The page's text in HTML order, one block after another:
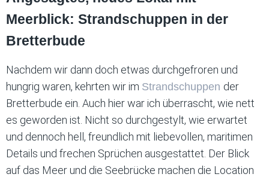
Meerblick: Strandschuppen in der
Bretterbude
Nachdem wir dann doch etwas durchgefroren und
hungrig waren, kehrten wir im Strandschuppen der
Bretterbude ein. Auch hier war ich überrascht, wie nett
es geworden ist. Nicht so durchgestylt, wie erwartet
und dennoch hell, freundlich mit liebevollen, maritimen
Details und frechen Sprüchen ausgestattet. Der Blick
auf das Meer und die Seebrücke machen die Location